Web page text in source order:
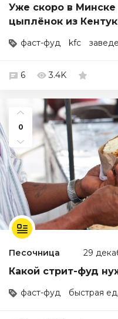
Уже скоро в
цыплёнок из
фаст-фуд kfc
6 3.4K
0
Песочница 29
Какой стрит-фуд
фаст-фуд быстрая